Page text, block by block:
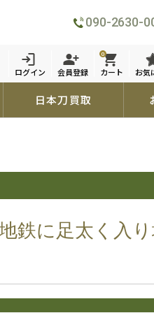
090-2630-
ログイン 会員登録
0
カート お気
日本刀買取
鉄に足太く入